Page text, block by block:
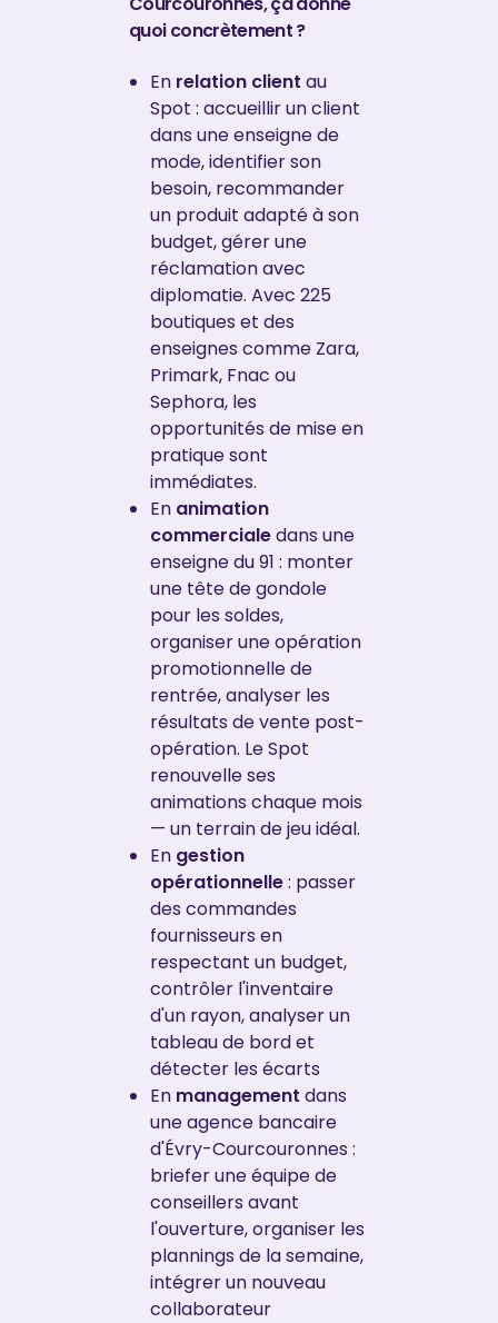
quoi concrètement ?
En relation client au
Spot : accueillir un client
dans une enseigne de
mode, identifier son
besoin, recommander
un produit adapté à son
budget, gérer une
réclamation avec
diplomatie. Avec 225
boutiques et des
enseignes comme Zara,
Primark, Fnac ou
Sephora, les
opportunités de mise en
pratique sont
immédiates.
En animation
commercialedans une
enseigne du 91 : monter
une tête de gondole
pour les soldes,
organiser une opération
promotionnelle de
rentrée, analyser les
résultats de vente post-
opération. Le Spot
renouvelle ses
animations chaque mois
— un terrain de jeu idéal.
En gestion
opérationnelle: passer
des commandes
fournisseurs en
respectant un budget,
contrôler l'inventaire
d'un rayon, analyser un
tableau de bord et
détecter les écarts
En management dans
une agence bancaire
d'Évry-Courcouronnes :
briefer une équipe de
conseillers avant
l'ouverture, organiser les
plannings de la semaine,
intégrer un nouveau
collaborateur